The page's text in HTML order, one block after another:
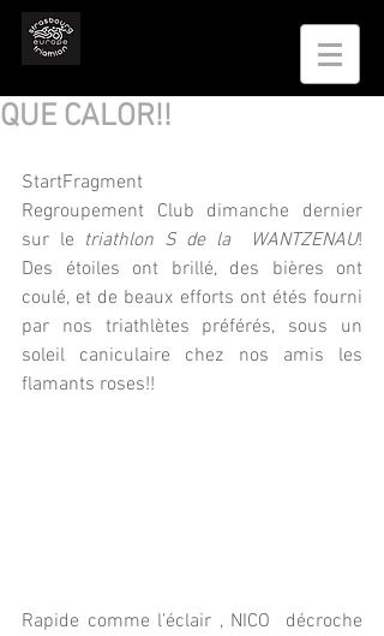
QUE CALOR!!
StartFragment
Regroupement Club dimanche dernier
sur le triathlon S de la  WANTZENAU!
Des étoiles ont brillé, des bières ont
coulé, et de beaux efforts ont étés fourni
par nos triathlètes préférés, sous un
soleil caniculaire chez nos amis les
flamants roses!!
Rapide comme l’éclair , NICO  décroche